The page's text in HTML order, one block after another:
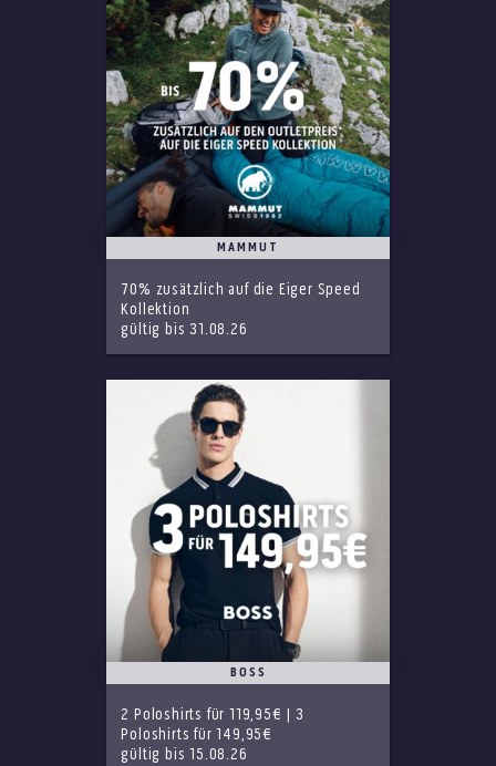
MAMMUT
70% zusätzlich auf die Eiger Speed
Kollektion
gültig bis 31.08.26
BOSS
2 Poloshirts für 119,95€ | 3
Poloshirts für 149,95€
gültig bis 15.08.26